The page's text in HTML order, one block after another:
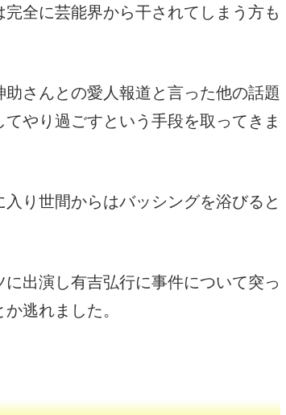
全に芸能界から干されてしまう方も
さんとの愛人報道と言った他の話題
やり過ごすという手段を取ってきま
り世間からはバッシングを浴びると
出演し有吉弘行に事件について突っ
逃れました。